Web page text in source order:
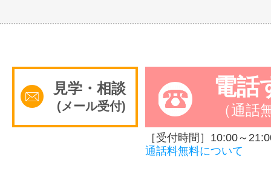
見学・相談
(メール受付)
電話
（通話
［受付時間］10:00～
通話料無料について